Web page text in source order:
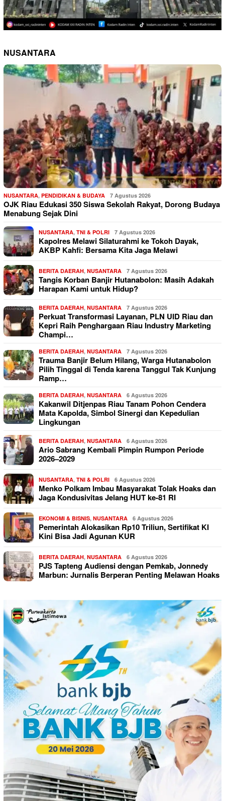
NUSANTARA
NUSANTARA, PENDIDIKAN & BUDAYA 7 Agustus 2026
OJK Riau Edukasi 350 Siswa Sekolah Rakyat, Dorong Budaya
Menabung Sejak Dini
NUSANTARA, TNI & POLRI 7 Agustus 2026
Kapolres Melawi Silaturahmi ke Tokoh Dayak,
AKBP Kahfi: Bersama Kita Jaga Melawi
BERITA DAERAH, NUSANTARA 7 Agustus 2026
Tangis Korban Banjir Hutanabolon: Masih Adakah
Harapan Kami untuk Hidup?
BERITA DAERAH, NUSANTARA 7 Agustus 2026
Perkuat Transformasi Layanan, PLN UID Riau dan
Kepri Raih Penghargaan Riau Industry Marketing
Champi…
BERITA DAERAH, NUSANTARA 7 Agustus 2026
Trauma Banjir Belum Hilang, Warga Hutanabolon
Pilih Tinggal di Tenda karena Tanggul Tak Kunjung
Ramp…
BERITA DAERAH, NUSANTARA 6 Agustus 2026
Kakanwil Ditjenpas Riau Tanam Pohon Cendera
Mata Kapolda, Simbol Sinergi dan Kepedulian
Lingkungan
BERITA DAERAH, NUSANTARA 6 Agustus 2026
Ario Sabrang Kembali Pimpin Rumpon Periode
2026–2029
NUSANTARA, TNI & POLRI 6 Agustus 2026
Menko Polkam Imbau Masyarakat Tolak Hoaks dan
Jaga Kondusivitas Jelang HUT ke-81 RI
EKONOMI & BISNIS, NUSANTARA 6 Agustus 2026
Pemerintah Alokasikan Rp10 Triliun, Sertifikat KI
Kini Bisa Jadi Agunan KUR
BERITA DAERAH, NUSANTARA 6 Agustus 2026
PJS Tapteng Audiensi dengan Pemkab, Jonnedy
Marbun: Jurnalis Berperan Penting Melawan Hoaks